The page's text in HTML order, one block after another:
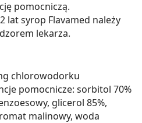
pomocniczą.
lat syrop Flavamed należy
lekarza.
chlorowodorku
pomocnicze: sorbitol 70%
glicerol 85%,
malinowy, woda